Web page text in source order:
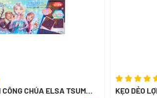
CHÚA ELSA TSUM
KẸO DẺO